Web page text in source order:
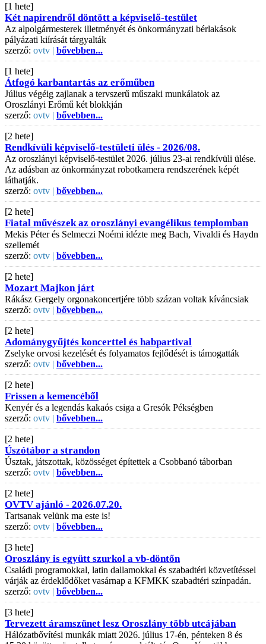
[1 hete]
Két napirendről döntött a képviselő-testület
Az alpolgármesterek illetményét és önkormányzati bérlakások
pályázati kiírását tárgyalták
szerző: ovtv | bővebben...
[1 hete]
Átfogó karbantartás az erőműben
Július végéig zajlanak a tervszerű műszaki munkálatok az
Oroszlányi Erőmű két blokkján
szerző: ovtv | bővebben...
[2 hete]
Rendkívüli képviselő-testületi ülés - 2026/08.
Az oroszlányi képviselő-testület 2026. július 23-ai rendkívüli ülése.
Az adásban az önkormányzat robotkamera rendszerének képét
láthatják.
szerző: ovtv | bővebben...
[2 hete]
Fiatal művészek az oroszlányi evangélikus templomban
Mekis Péter és Selmeczi Noémi idézte meg Bach, Vivaldi és Haydn
szellemét
szerző: ovtv | bővebben...
[2 hete]
Mozart Majkon járt
Rákász Gergely orgonakoncertjére több százan voltak kíváncsiak
szerző: ovtv | bővebben...
[2 hete]
Adománygyűjtés koncerttel és habpartival
Zselyke orvosi kezelését és folyamatos fejlődését is támogatták
szerző: ovtv | bővebben...
[2 hete]
Frissen a kemencéből
Kenyér és a legendás kakaós csiga a Gresók Pékségben
szerző: ovtv | bővebben...
[2 hete]
Úszótábor a strandon
Úsztak, játszottak, közösséget építettek a Csobbanó táborban
szerző: ovtv | bővebben...
[2 hete]
OVTV ajánló - 2026.07.20.
Tartsanak velünk ma este is!
szerző: ovtv | bővebben...
[3 hete]
Oroszlány is együtt szurkol a vb-döntőn
Családi programokkal, latin dallamokkal és szabadtéri közvetítéssel
várják az érdeklődőket vasárnap a KFMKK szabadtéri színpadán.
szerző: ovtv | bővebben...
[3 hete]
Tervezett áramszünet lesz Oroszlány több utcájában
Hálózatbővítési munkák miatt 2026. július 17-én, pénteken 8 és